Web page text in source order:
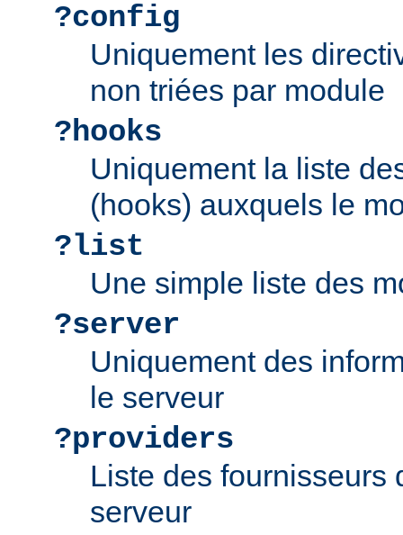
?config
Uniquement les
non triées par module
?hooks
Uniquement la liste
(hooks) auxquels le
?list
Une simple liste des
?server
Uniquement des
le serveur
?providers
Liste des fournisseurs
serveur